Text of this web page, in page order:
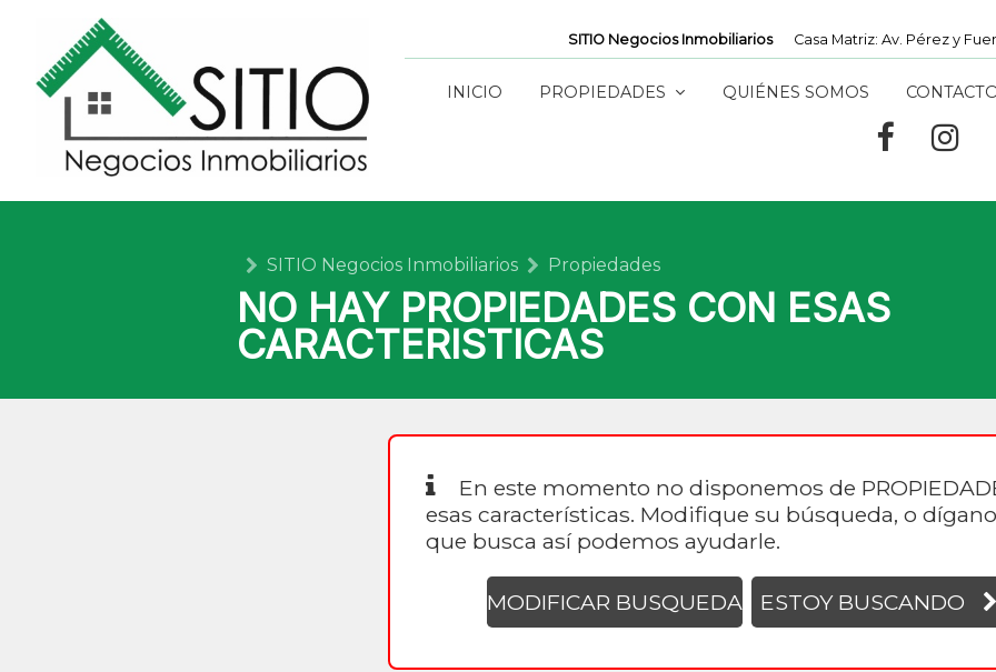
SITIO Negocios Inmobiliarios Casa Matriz: Av. Pérez y
INICIO PROPIEDADES QUIÉNES SOMOS
SITIO Negocios Inmobiliarios Propiedades
NO HAY PROPIEDADES CON ESAS
CARACTERISTICAS
En este momento no disponemos de
esas características. Modifique su búsqueda, o
que busca así podemos ayudarle.
MODIFICAR BUSQUEDA ESTOY BUSCANDO